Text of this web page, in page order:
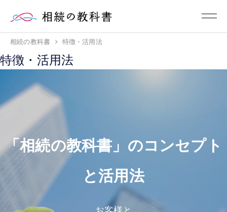
相続の教科書 特徴・活用法
特徴・活用法
「相続の教科書」のコンセプト
と活用法